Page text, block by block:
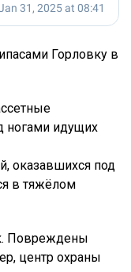
Горловку в
ногами идущих
оказавшихся под
в тяжёлом
Повреждены
центр охраны